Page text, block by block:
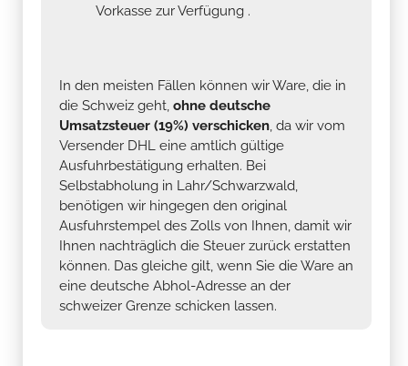
Vorkasse zur Verfügung .
In den meisten Fällen können wir Ware, die in
die Schweiz geht, ohne deutsche
Umsatzsteuer (19%) verschicken, da wir vom
Versender DHL eine amtlich gültige
Ausfuhrbestätigung erhalten. Bei
Selbstabholung in Lahr/Schwarzwald,
benötigen wir hingegen den original
Ausfuhrstempel des Zolls von Ihnen, damit wir
Ihnen nachträglich die Steuer zurück erstatten
können. Das gleiche gilt, wenn Sie die Ware an
eine deutsche Abhol-Adresse an der
schweizer Grenze schicken lassen.